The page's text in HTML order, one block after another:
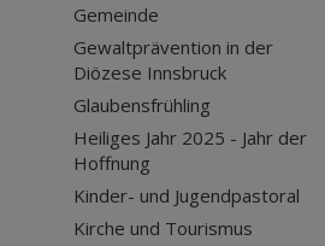
Gemeinde
Gewaltprävention in der
Diözese Innsbruck
Glaubensfrühling
Heiliges Jahr 2025 - Jahr der
Hoffnung
Kinder- und Jugendpastoral
Kirche und Tourismus